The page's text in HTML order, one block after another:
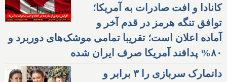
کانادا و افت صادرات به آمریکا؛
توافق تنگه هرمز در قدم آخر و
آماده اعلان است؛ تقریبا تمامی موشک‌های دوربرد و
۸۰% پدافند آمریکا صرف ایران شده
دانمارک سربازی را ۳ برابر و